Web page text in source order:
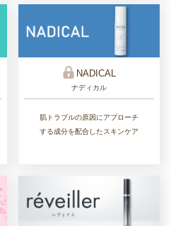
NADICAL
ナディカル
肌トラブルの原因にアプローチ
する成分を配合したスキンケア